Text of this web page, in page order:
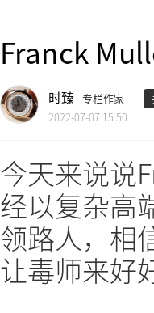
Franck
时臻 专栏作家
2022-07-07 15:50
今天来说说
经以复杂高
领路人，相
让毒师来好